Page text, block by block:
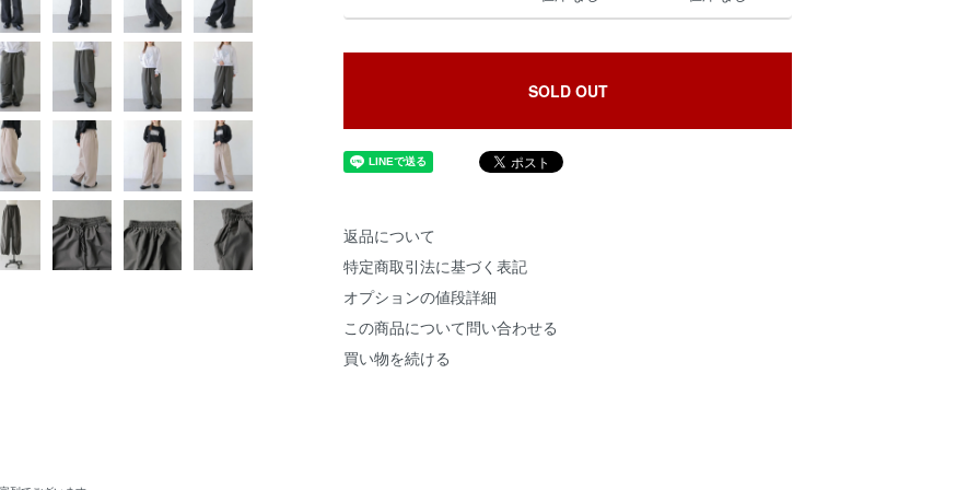
SOLD OUT
返品について
特定商取引法に基づく表記
オプションの値段詳細
この商品について問い合わせる
買い物を続ける